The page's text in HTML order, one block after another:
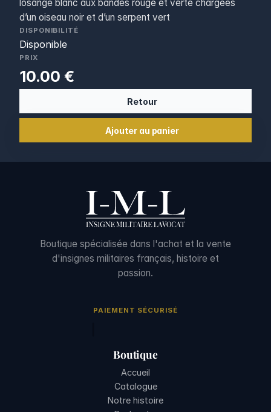
losange blanc aux bandes rouge et verte chargées
d’un oiseau noir et d’un serpent vert
DISPONIBILITÉ
Disponible
PRIX
10.00 €
Retour
Ajouter au panier
Boutique spécialisée dans l'achat et la vente
d'insignes militaires français, histoire et
passion.
PAIEMENT SÉCURISÉ
Boutique
Accueil
Catalogue
Notre histoire